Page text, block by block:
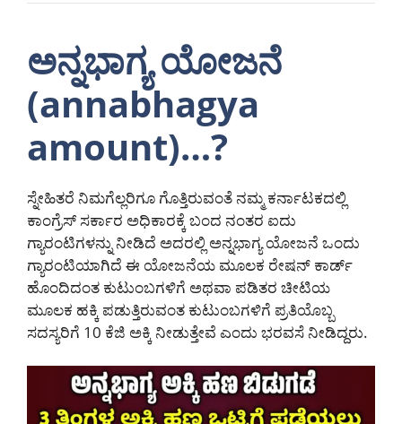
ಅನ್ನಭಾಗ್ಯ ಯೋಜನೆ
(annabhagya
amount)…?
ಸ್ನೇಹಿತರೆ ನಿಮಗೆಲ್ಲರಿಗೂ ಗೊತ್ತಿರುವಂತೆ ನಮ್ಮ ಕರ್ನಾಟಕದಲ್ಲಿ
ಕಾಂಗ್ರೆಸ್ ಸರ್ಕಾರ ಅಧಿಕಾರಕ್ಕೆ ಬಂದ ನಂತರ ಐದು
ಗ್ಯಾರಂಟಿಗಳನ್ನು ನೀಡಿದೆ ಅದರಲ್ಲಿ ಅನ್ನಭಾಗ್ಯ ಯೋಜನೆ ಒಂದು
ಗ್ಯಾರಂಟಿಯಾಗಿದೆ ಈ ಯೋಜನೆಯ ಮೂಲಕ ರೇಷನ್ ಕಾರ್ಡ್
ಹೊಂದಿದಂತ ಕುಟುಂಬಗಳಿಗೆ ಅಥವಾ ಪಡಿತರ ಚೀಟಿಯ
ಮೂಲಕ ಹಕ್ಕಿ ಪಡುತ್ತಿರುವಂತ ಕುಟುಂಬಗಳಿಗೆ ಪ್ರತಿಯೊಬ್ಬ
ಸದಸ್ಯರಿಗೆ 10 ಕೆಜಿ ಅಕ್ಕಿ ನೀಡುತ್ತೇವೆ ಎಂದು ಭರವಸೆ ನೀಡಿದ್ದರು.